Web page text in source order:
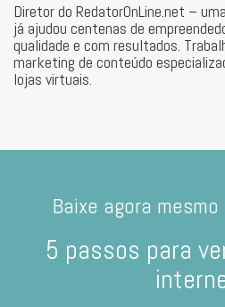
Diretor do RedatorOnLine.net –
já ajudou centenas de
qualidade e com resultados.
marketing de conteúdo
lojas virtuais.
Baixe agora
5 passos para